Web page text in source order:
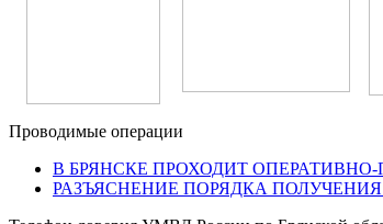
Проводимые операции
В БРЯНСКЕ ПРОХОДИТ
РАЗЪЯСНЕНИЕ ПОРЯДКА